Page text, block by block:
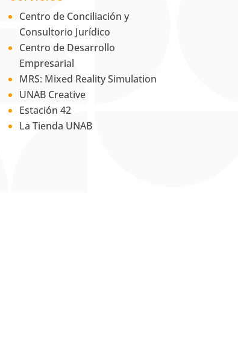
Centro de Conciliación y
Consultorio Jurídico
Centro de Desarrollo
Empresarial
MRS: Mixed Reality Simulation
UNAB Creative
Estación 42
La Tienda UNAB